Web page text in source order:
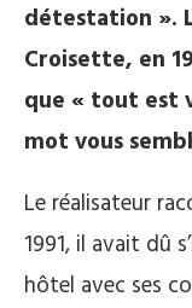
détestation ».
Croisette, en
que « tout est
mot vous
Le réalisateur
1991, il avait dû
hôtel avec ses